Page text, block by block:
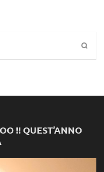
!! QUEST’ANNO